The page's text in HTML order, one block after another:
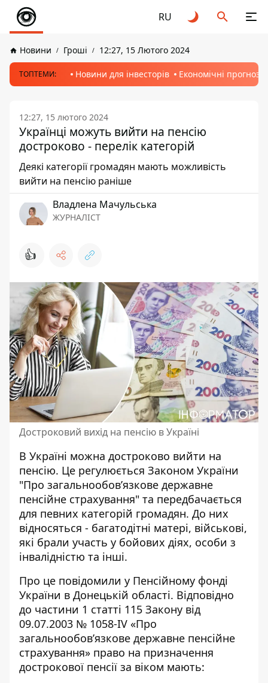
RU
Новини Гроші 12:27, 15 Лютого 2024
ТОПТЕМИ: Новини для інвесторів Економічні прогнози
12:27, 15 лютого 2024
Українці можуть вийти на пенсію
достроково - перелік категорій
Деякі категорії громадян мають можливість
вийти на пенсію раніше
Владлена Мачульська
ЖУРНАЛІСТ
👍
Достроковий вихід на пенсію в Україні
В Україні можна достроково вийти на
пенсію. Це регулюється Законом України
"Про загальнообов’язкове державне
пенсійне страхування" та передбачається
для певних категорій громадян. До них
відносяться - багатодітні матері, військові,
які брали участь у бойових діях, особи з
інвалідністю та інші.
Про це повідомили у Пенсійному фонді
України в Донецькій області. Відповідно
до частини 1 статті 115 Закону від
09.07.2003 № 1058-IV «Про
загальнообов’язкове державне пенсійне
страхування» право на призначення
дострокової пенсії за віком мають: